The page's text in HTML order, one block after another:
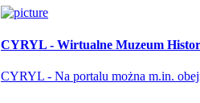
CYRYL - Wirtualne Muzeum
CYRYL - Na portalu można m.in.